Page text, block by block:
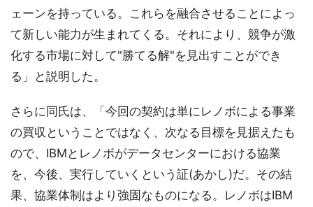
ェーンを持っている。これらを融合させることによっ
て新しい能力が生まれてくる。それにより、競争が激
化する市場に対して"勝てる解"を見出すことができ
る」と説明した。
さらに同氏は、「今回の契約は単にレノボによる事業
の買収ということではなく、次なる目標を見据えたも
ので、IBMとレノボがデータセンターにおける協業
を、今後、実行していくという証(あかし)だ。その結
果、協業体制はより強固なものになる。レノボはIBM